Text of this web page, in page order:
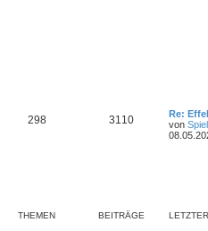
298 3110
Re:
von
THEMEN BEITRÄGE